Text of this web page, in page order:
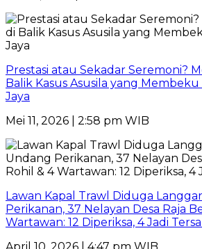
Prestasi atau Sekadar Seremoni?
Balik Kasus Asusila yang
Jaya
Mei 11, 2026 | 2:58 pm WIB
Lawan Kapal Trawl Diduga
Perikanan, 37 Nelayan Desa Raja
Wartawan: 12 Diperiksa, 4 Jadi
April 10, 2026 | 4:47 pm WIB